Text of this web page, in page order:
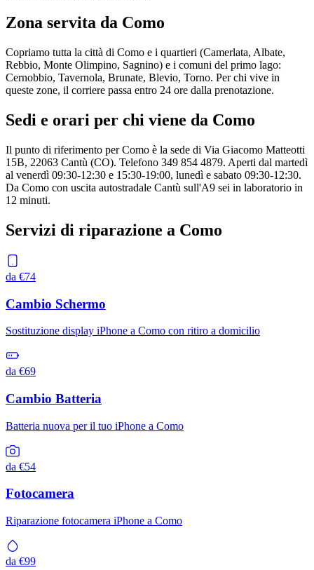
Zona servita da Como
Copriamo tutta la città di Como e i quartieri (Camerlata, Albate,
Rebbio, Monte Olimpino, Sagnino) e i comuni del primo lago:
Cernobbio, Tavernola, Brunate, Blevio, Torno. Per chi vive in
queste zone, il corriere passa entro 24 ore dalla prenotazione.
Sedi e orari per chi viene da Como
Il punto di riferimento per Como è la sede di Via Giacomo Matteotti
15B, 22063 Cantù (CO). Telefono 349 854 4879. Aperti dal martedì
al venerdì 09:30-12:30 e 15:30-19:00, lunedì e sabato 09:30-12:30.
Da Como con uscita autostradale Cantù sull'A9 sei in laboratorio in
12 minuti.
Servizi di riparazione a Como
da €74
Cambio Schermo
Sostituzione display iPhone a Como con ritiro a domicilio
da €69
Cambio Batteria
Batteria nuova per il tuo iPhone a Como
da €54
Fotocamera
Riparazione fotocamera iPhone a Como
da €99